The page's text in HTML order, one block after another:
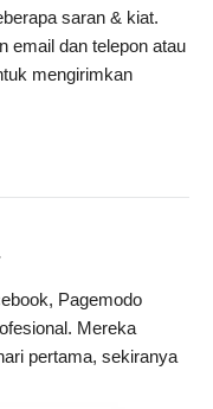
saran & kiat.
email dan telepon atau
mengirimkan
Pagemodo
Mereka
pertama, sekiranya